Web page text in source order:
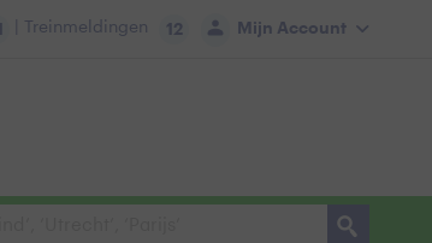
Mijn Account
| Treinmeldingen 12